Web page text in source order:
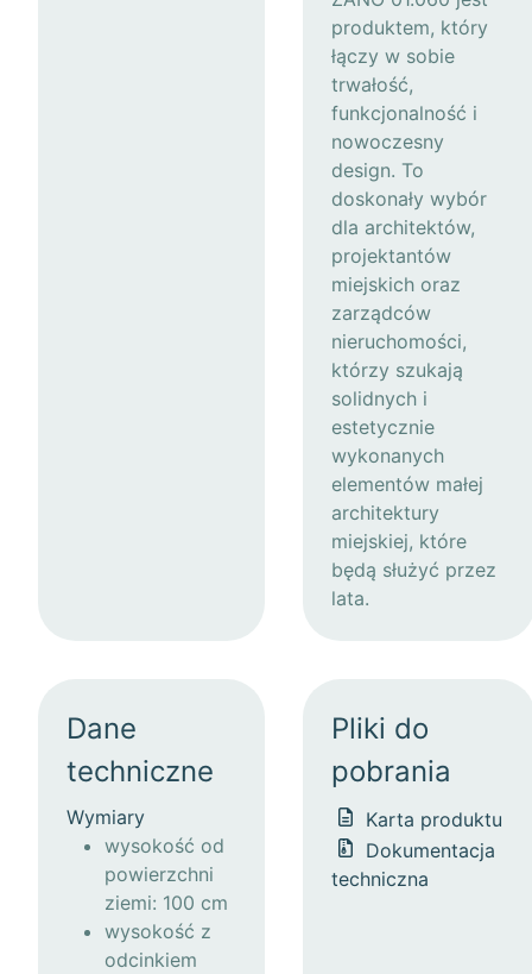
produktem, który
łączy w sobie
trwałość,
funkcjonalność i
nowoczesny
design. To
doskonały wybór
dla architektów,
projektantów
miejskich oraz
zarządców
nieruchomości,
którzy szukają
solidnych i
estetycznie
wykonanych
elementów małej
architektury
miejskiej, które
będą służyć przez
lata.
Dane
techniczne
Wymiary
wysokość od
powierzchni
ziemi: 100 cm
wysokość z
odcinkiem
Pliki do
pobrania
Karta produktu
Dokumentacja
techniczna